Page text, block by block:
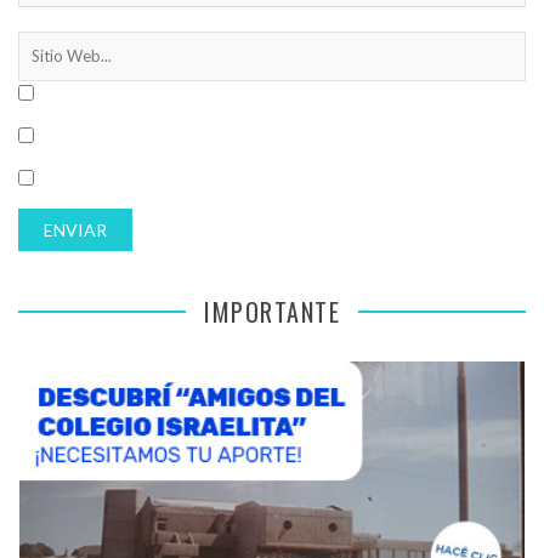
IMPORTANTE